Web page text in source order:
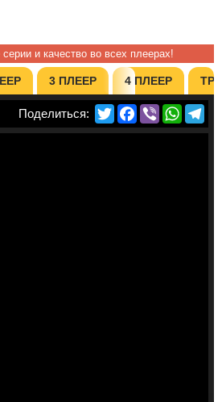
и качество во всех плеерах!
3 ПЛЕЕР 4 ПЛЕЕР
TwitterFacebook
Viber